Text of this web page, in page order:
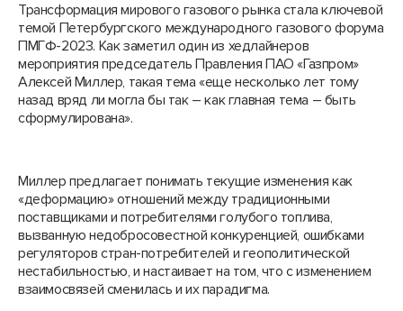
Трансформация мирового газового рынка стала ключевой
темой Петербургского международного газового форума
ПМГФ-2023. Как заметил один из хедлайнеров
мероприятия председатель Правления ПАО «Газпром»
Алексей Миллер, такая тема «еще несколько лет тому
назад вряд ли могла бы так – как главная тема – быть
сформулирована».
Миллер предлагает понимать текущие изменения как
«деформацию» отношений между традиционными
поставщиками и потребителями голубого топлива,
вызванную недобросовестной конкуренцией, ошибками
регуляторов стран-потребителей и геополитической
нестабильностью, и настаивает на том, что с изменением
взаимосвязей сменилась и их парадигма.